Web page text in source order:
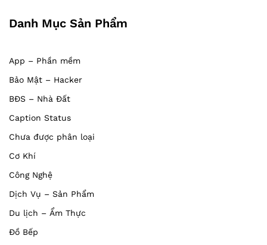
Danh Mục Sản Phẩm
App – Phần mềm
Bảo Mật – Hacker
BĐS – Nhà Đất
Caption Status
Chưa được phân loại
Cơ Khí
Công Nghệ
Dịch Vụ – Sản Phẩm
Du lịch – Ẩm Thực
Đồ Bếp